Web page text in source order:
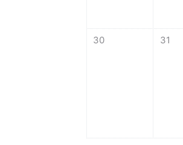
Немає подій,
30 31